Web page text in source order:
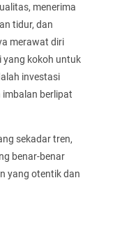
menerima
tidur, dan
merawat diri
yang kokoh untuk
investasi
imbalan berlipat
sekadar tren,
benar-benar
yang otentik dan